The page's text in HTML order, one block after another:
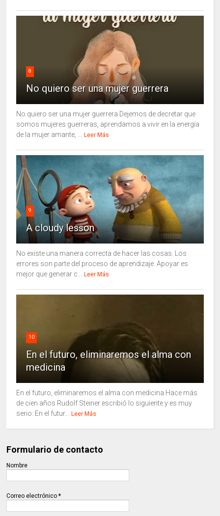
8
No quiero ser una mujer guerrera
No quiero ser una mujer guerrera Dejemos de decretar que
somos mujeres guerreras, aprendamos a vivir en la energía
de la mujer amante, ...
Leer Más
9
A cloudy lesson
No existe una manera correcta de hacer las cosas. Los
errores son parte del proceso de aprendizaje. Apoyar es
mejor que generar c...
Leer Más
10
En el futuro, eliminaremos el alma con
medicina
En el futuro, eliminaremos el alma con medicina Hace más
de cien años Rudolf Steiner escribió lo siguiente y es muy
serio: En el futur...
Leer Más
Formulario de contacto
Nombre
Correo electrónico*